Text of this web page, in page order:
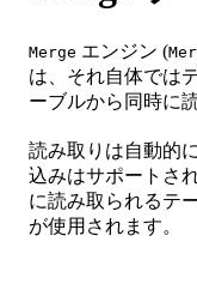
Merge エンジン (
は、それ自体では
ーブルから同時に
読み取りは自動的
込みはサポートさ
に読み取られるテ
が使用されます。